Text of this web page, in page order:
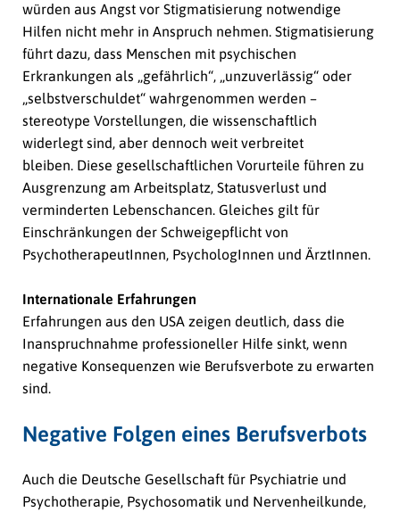
würden aus Angst vor Stigmatisierung notwendige
Hilfen nicht mehr in Anspruch nehmen. Stigmatisierung
führt dazu, dass Menschen mit psychischen
Erkrankungen als „gefährlich“, „unzuverlässig“ oder
„selbstverschuldet“ wahrgenommen werden –
stereotype Vorstellungen, die wissenschaftlich
widerlegt sind, aber dennoch weit verbreitet
bleiben. Diese gesellschaftlichen Vorurteile führen zu
Ausgrenzung am Arbeitsplatz, Statusverlust und
verminderten Lebenschancen. Gleiches gilt für
Einschränkungen der Schweigepflicht von
PsychotherapeutInnen, PsychologInnen und ÄrztInnen.
Internationale Erfahrungen
Erfahrungen aus den USA zeigen deutlich, dass die
Inanspruchnahme professioneller Hilfe sinkt, wenn
negative Konsequenzen wie Berufsverbote zu erwarten
sind.
Negative Folgen eines Berufsverbots
Auch die Deutsche Gesellschaft für Psychiatrie und
Psychotherapie, Psychosomatik und Nervenheilkunde,